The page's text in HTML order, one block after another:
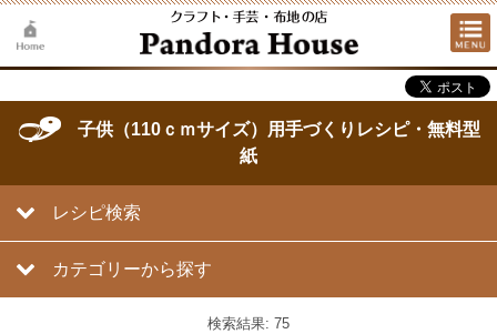
子供（110ｃｍサイズ）用手づくりレシピ・無料型
紙
レシピ検索
カテゴリーから探す
検索結果: 75